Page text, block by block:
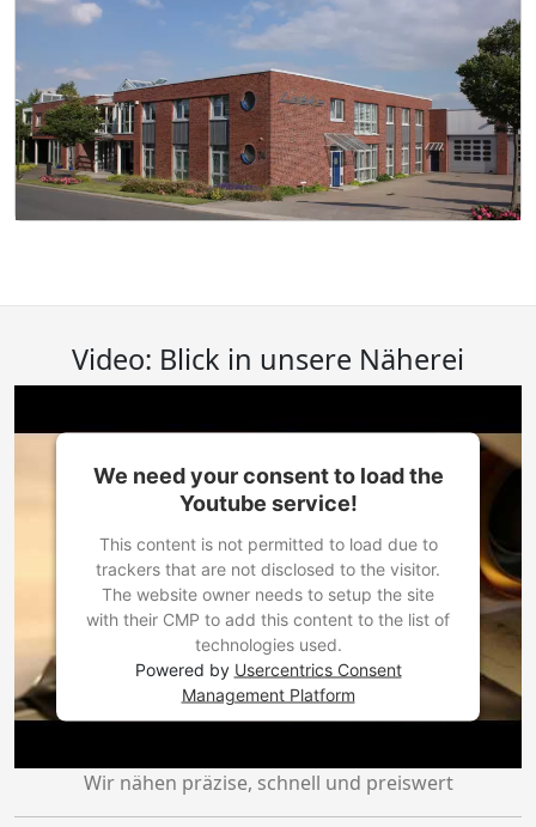
Video: Blick in unsere Näherei
We need your consent to load the
Youtube service!
This content is not permitted to load due to
trackers that are not disclosed to the visitor.
The website owner needs to setup the site
with their CMP to add this content to the list of
technologies used.
Powered by Usercentrics Consent
Management Platform
Wir nähen präzise, schnell und preiswert